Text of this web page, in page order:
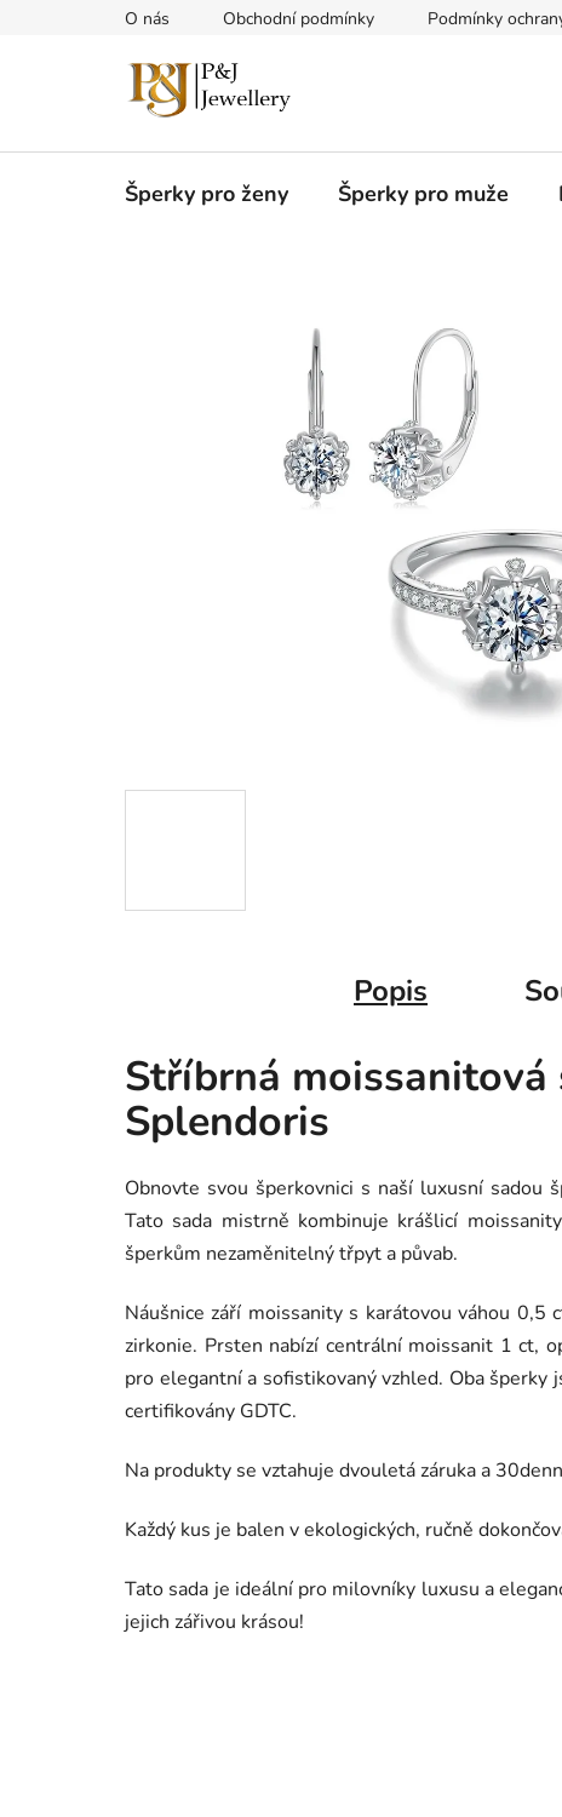
O nás Obchodní podmínky Podmínky
Šperky pro ženy Šperky pro muže
Popis
Stříbrná moissanitová
Splendoris
Obnovte svou šperkovnici s naší luxusní sadou
Tato sada mistrně kombinuje krášlicí
šperkům nezaměnitelný třpyt a půvab.
Náušnice září moissanity s karátovou váhou
zirkonie. Prsten nabízí centrální moissanit 1 ct,
pro elegantní a sofistikovaný vzhled. Oba
certifikovány GDTC.
Na produkty se vztahuje dvouletá záruka a
Každý kus je balen v ekologických, ručně
Tato sada je ideální pro milovníky luxusu a
jejich zářivou krásou!